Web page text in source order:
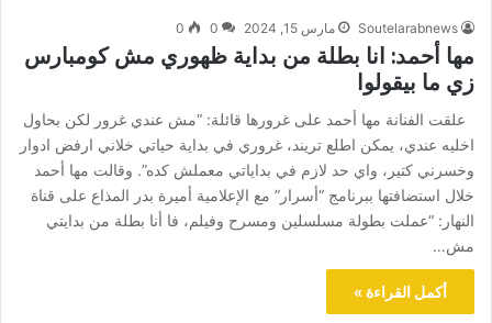
Soutelarabnews مارس 15, 2024 0
0
مها أحمد: انا بطلة من بداية ظهوري مش كومبارس
زي ما بيقولوا
علقت الفنانة مها أحمد على غرورها قائلة: “مش عندي غرور لكن بحاول
اخليه عندي، يمكن اطلع تريند، غروري في بداية حياتي خلاني ارفض ادوار
وخسرني كتير، واي حد لازم في بداياتي معملش كده”. وقالت مها أحمد
خلال استضافتها ببرنامج “أسرار” مع الإعلامية أميرة بدر المذاع على قناة
النهار: “عملت بطولة مسلسلين ومسرح وفيلم، فا أنا بطلة من بدايتي
مش…
أكمل القراءة »